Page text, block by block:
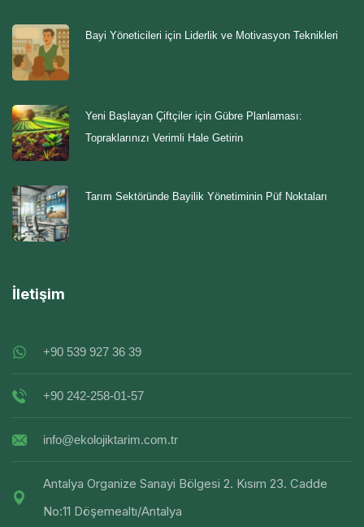
Bayi Yöneticileri için Liderlik ve Motivasyon Teknikleri
Yeni Başlayan Çiftçiler için Gübre Planlaması:
Topraklarınızı Verimli Hale Getirin
Tarım Sektöründe Bayilik Yönetiminin Püf Noktaları
İletişim
+90 539 927 36 39
+90 242-258-01-57
info@ekolojiktarim.com.tr
Antalya Organize Sanayi Bölgesi 2. Kısım 23. Cadde
No:11 Döşemealtı/Antalya